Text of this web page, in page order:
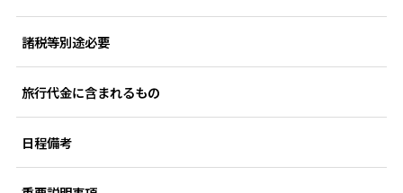
諸税等別途必要
旅行代金に含まれるもの
日程備考